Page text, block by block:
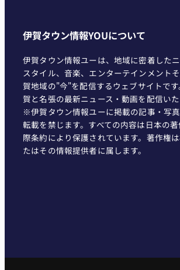
伊賀タウン情報YOUについて
伊賀タウン情報ユーは、地域に密着した
スタイル、音楽、エンターテインメント
賀地域の"今"を配信するウェブサイトで
賀と名張の最新ニュース・動画を配信いた
※伊賀タウン情報ユーに掲載の記事・写
転載を禁じます。すべての内容は日本の
際条約により保護されています。著作権
たはその情報提供者に属します。